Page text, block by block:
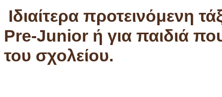
Ιδιαίτερα προτεινόμενη
Pre-Junior ή για παιδιά
του σχολείου.